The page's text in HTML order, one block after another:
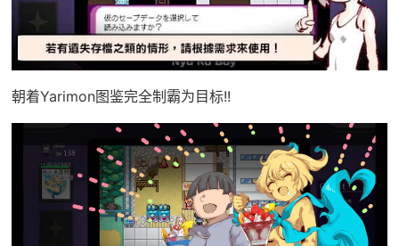
朝着Yarimon图鉴完全制霸为目标!!